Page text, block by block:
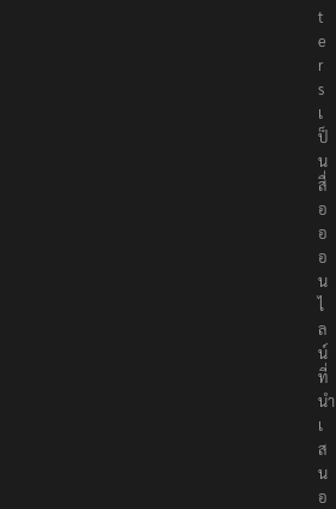
t
e
r
s
เ
ป็
น
สื่
อ
อ
อ
น
ไ
ล
น์
ที่
นำ
เ
ส
น
อ